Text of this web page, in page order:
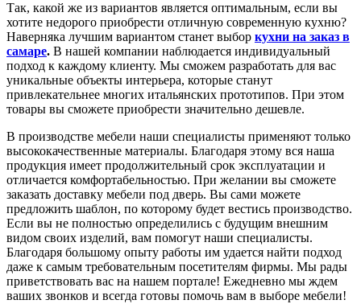
Так, какой же из вариантов является оптимальным, если вы
хотите недорого приобрести отличную современную кухню?
Наверняка лучшим вариантом станет выбор кухни на заказ в
самаре. В нашей компании наблюдается индивидуальный
подход к каждому клиенту. Мы сможем разработать для вас
уникальные объекты интерьера, которые станут
привлекательнее многих итальянских прототипов. При этом
товары вы сможете приобрести значительно дешевле.
В производстве мебели наши специалисты применяют только
высококачественные материалы. Благодаря этому вся наша
продукция имеет продолжительный срок эксплуатации и
отличается комфортабельностью. При желании вы сможете
заказать доставку мебели под дверь. Вы сами можете
предложить шаблон, по которому будет вестись производство.
Если вы не полностью определились с будущим внешним
видом своих изделий, вам помогут наши специалисты.
Благодаря большому опыту работы им удается найти подход
даже к самым требовательным посетителям фирмы. Мы рады
приветствовать вас на нашем портале! Ежедневно мы ждем
ваших звонков и всегда готовы помочь вам в выборе мебели!